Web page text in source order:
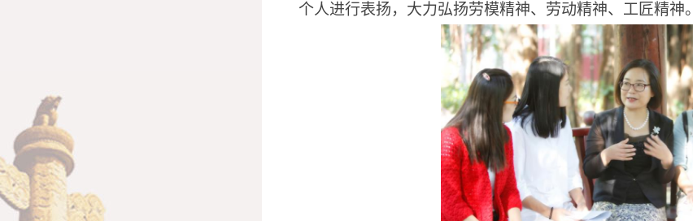
个人进行表扬，大力弘扬劳模精神、劳动精神、工匠精神。